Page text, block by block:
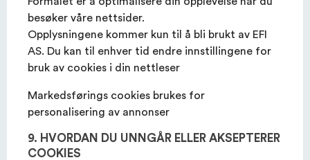
besøker våre nettsider.
Opplysningene kommer kun til å bli brukt av EFI
AS. Du kan til enhver tid endre innstillingene for
bruk av cookies i din nettleser
Markedsførings cookies brukes for
personalisering av annonser
9. HVORDAN DU UNNGÅR ELLER AKSEPTERER
COOKIES